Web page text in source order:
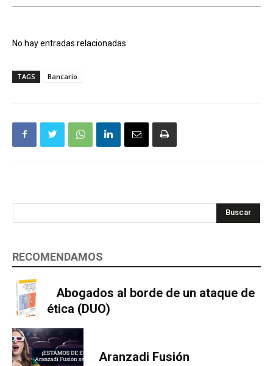
No hay entradas relacionadas
TAGS Bancario
Buscar
RECOMENDAMOS
Abogados al borde de un ataque de
ética (DUO)
Aranzadi Fusión